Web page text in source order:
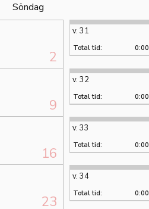
Söndag
2
v. 31
Total tid: 0:00
9
v. 32
Total tid: 0:00
16
v. 33
Total tid: 0:00
23
v. 34
Total tid: 0:00